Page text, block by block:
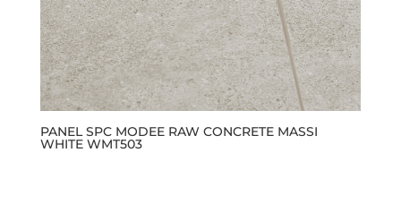
página
de
producto
PANEL SPC MODEE RAW CONCRETE MASSI
WHITE WMT503